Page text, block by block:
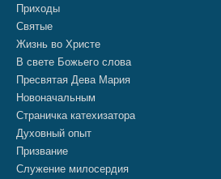
Приходы
Святые
Жизнь во Христе
В свете Божьего слова
Пресвятая Дева Мария
Новоначальным
Страничка катехизатора
Духовный опыт
Призвание
Служение милосердия